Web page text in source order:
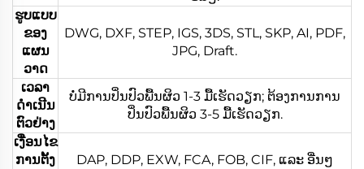
ຮູບແບບ
ຂອງ
ແຜນ
ວາດ
DWG, DXF, STEP, IGS, 3DS, STL, SKP, AI, PDF,
JPG, Draft.
ເວລາ
ດຳເນີນ
ຕົວຢ່າງ
ບໍ່ມີການປິ່ນປົວພື້ນຜິວ 1-3 ມື້ເຮັດວຽກ; ຕ້ອງການການ
ປິ່ນປົວພື້ນຜິວ 3-5 ມື້ເຮັດວຽກ.
ເງື່ອນໄຂ
ການຕັ້ງ
DAP, DDP, EXW, FCA, FOB, CIF, ແລະ ອື່ນໆ